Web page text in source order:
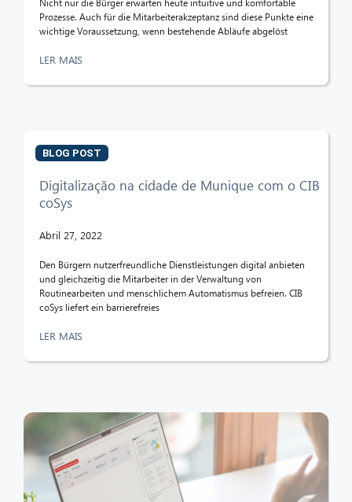
Nicht nur die Bürger erwarten heute intuitive und komfortable
Prozesse. Auch für die Mitarbeiterakzeptanz sind diese Punkte eine
wichtige Voraussetzung, wenn bestehende Abläufe abgelöst
LER MAIS
BLOG POST
Digitalização na cidade de Munique com o CIB
coSys
Abril 27, 2022
Den Bürgern nutzerfreundliche Dienstleistungen digital anbieten
und gleichzeitig die Mitarbeiter in der Verwaltung von
Routinearbeiten und menschlichem Automatismus befreien. CIB
coSys liefert ein barrierefreies
LER MAIS